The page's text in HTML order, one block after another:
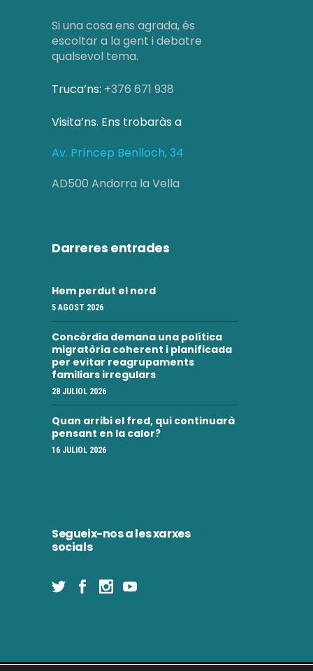
Si una cosa ens agrada, és
escoltar a la gent i debatre
qualsevol tema.
Truca’ns: +376 671 938
Visita’ns. Ens trobaràs a
Av. Príncep Benlloch, 34
AD500 Andorra la Vella
Darreres entrades
Hem perdut el nord
5 AGOST 2026
Concòrdia demana una política
migratòria coherent i planificada
per evitar reagrupaments
familiars irregulars
28 JULIOL 2026
Quan arribi el fred, qui continuarà
pensant en la calor?
16 JULIOL 2026
Segueix-nos a les xarxes
socials